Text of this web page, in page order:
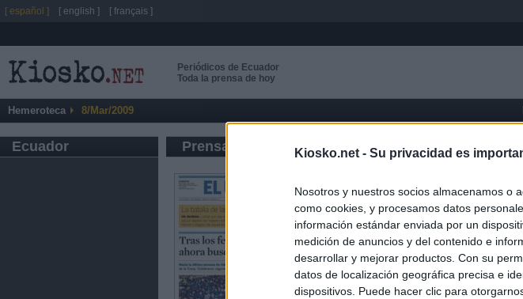
Kiosko.net - Su privacidad es
Nosotros y nuestros socios almacenamos o
como cookies, y procesamos datos
información estándar enviada por un
medición de anuncios y del contenido e
desarrollar y mejorar productos. Con su
datos de localización geográfica precisa e
dispositivos. Puede hacer clic para
Periódicos de Ecuador
Toda la prensa de hoy
Hemeroteca 8/Mar/2009
Ecuador Prensa de Información General
[ español ] [ english ] [ français ]